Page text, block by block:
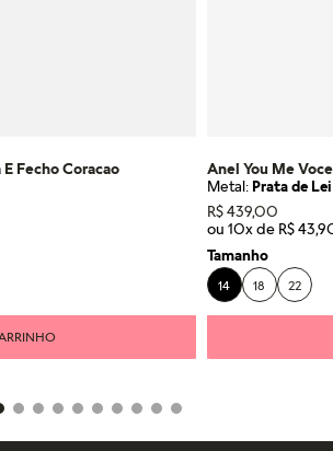
Fecho Coracao
Anel You Me
Metal:Prata de Lei
R$ 439,00
ou 10x de R$ 43,
Tamanho
14 18 22